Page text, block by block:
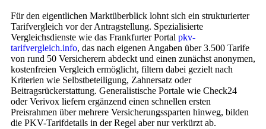
Für den eigentlichen Marktüberblick lohnt sich ein strukturierter
Tarifvergleich vor der Antragstellung. Spezialisierte
Vergleichsdienste wie das Frankfurter Portal pkv-
tarifvergleich.info, das nach eigenen Angaben über 3.500 Tarife
von rund 50 Versicherern abdeckt und einen zunächst anonymen,
kostenfreien Vergleich ermöglicht, filtern dabei gezielt nach
Kriterien wie Selbstbeteiligung, Zahnersatz oder
Beitragsrückerstattung. Generalistische Portale wie Check24
oder Verivox liefern ergänzend einen schnellen ersten
Preisrahmen über mehrere Versicherungssparten hinweg, bilden
die PKV-Tarifdetails in der Regel aber nur verkürzt ab.